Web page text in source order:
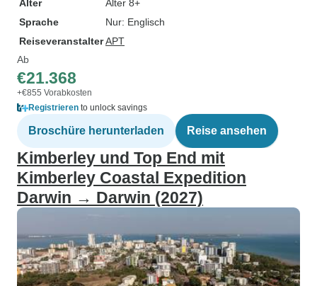
Alter
Alter 8+
Sprache
Nur: Englisch
ReiseveranstalterAPT
Ab
€21.368
+€855 Vorabkosten
Registrieren to unlock savings
Broschüre herunterladen Reise ansehen
Kimberley und Top End mit
Kimberley Coastal Expedition
Darwin → Darwin (2027)